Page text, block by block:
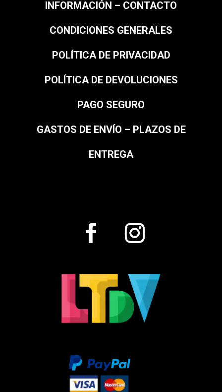
INFORMACIÓN – CONTACTO
CONDICIONES GENERALES
POLÍTICA DE PRIVACIDAD
POLÍTICA DE DEVOLUCIONES
PAGO SEGURO
GASTOS DE ENVÍO – PLAZOS DE
ENTREGA